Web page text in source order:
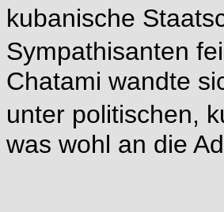
kubanische
Sympathisanten
Chatami wandte
unter politischen,
was wohl an die